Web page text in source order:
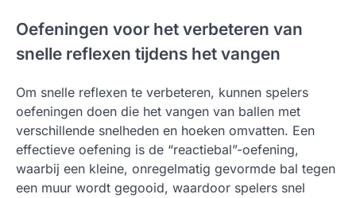
Oefeningen voor het verbeteren van
snelle reflexen tijdens het vangen
Om snelle reflexen te verbeteren, kunnen spelers
oefeningen doen die het vangen van ballen met
verschillende snelheden en hoeken omvatten. Een
effectieve oefening is de “reactiebal”-oefening,
waarbij een kleine, onregelmatig gevormde bal tegen
een muur wordt gegooid, waardoor spelers snel